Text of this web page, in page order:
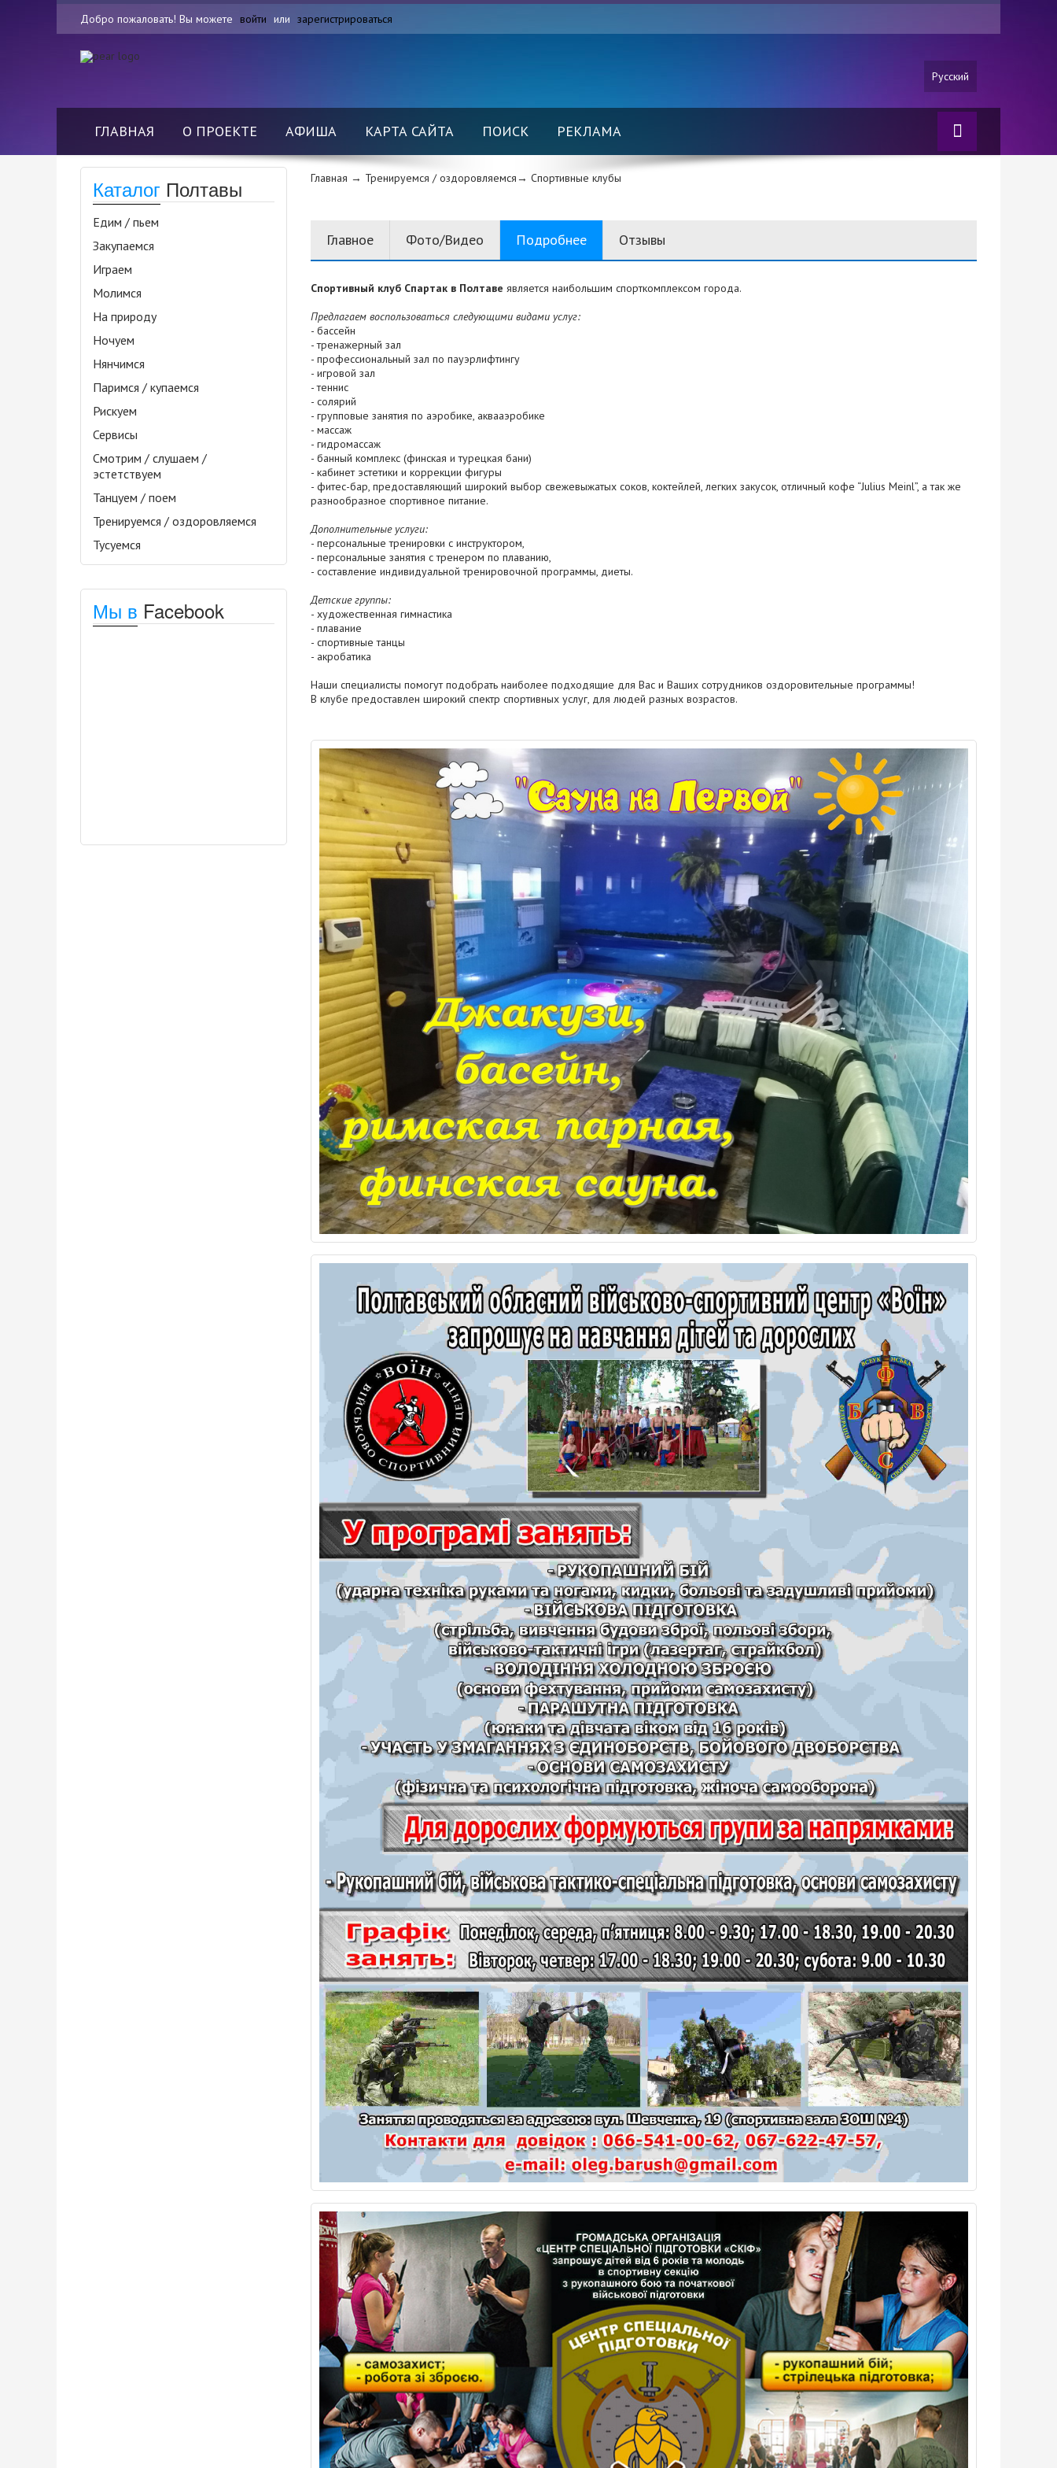
Добро пожаловать! Вы можете войти или зарегистрироваться
Русский
ГЛАВНАЯ О ПРОЕКТЕ АФИША КАРТА САЙТА ПОИСК РЕКЛАМА
Каталог Полтавы
Едим / пьем
Закупаемся
Играем
Молимся
На природу
Ночуем
Нянчимся
Паримся / купаемся
Рискуем
Сервисы
Смотрим / слушаем /
эстетствуем
Танцуем / поем
Тренируемся / оздоровляемся
Тусуемся
Мы в Facebook
Главная → Тренируемся / оздоровляемся→ Спортивные клубы
Главное Фото/Видео Подробнее Отзывы
Спортивный клуб Спартак в Полтаве является наибольшим спорткомплексом города.
Предлагаем воспользоваться следующими видами услуг:
- бассейн
- тренажерный зал
- профессиональный зал по пауэрлифтингу
- игровой зал
- теннис
- солярий
- групповые занятия по аэробике, аквааэробике
- массаж
- гидромассаж
- банный комплекс (финская и турецкая бани)
- кабинет эстетики и коррекции фигуры
- фитес-бар, предоставляющий широкий выбор свежевыжатых соков, коктейлей, легких закусок, отличный кофе “Julius Meinl”, а так же
разнообразное спортивное питание.
Дополнительные услуги:
- персональные тренировки с инструктором,
- персональные занятия с тренером по плаванию,
- составление индивидуальной тренировочной программы, диеты.
Детские группы:
- художественная гимнастика
- плавание
- спортивные танцы
- акробатика
Наши специалисты помогут подобрать наиболее подходящие для Вас и Ваших сотрудников оздоровительные программы!
В клубе предоставлен широкий спектр спортивных услуг, для людей разных возрастов.